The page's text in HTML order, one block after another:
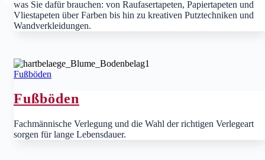
was Sie dafür brauchen: von Raufasertapeten, Papiertapeten und
Vliestapeten über Farben bis hin zu kreativen Putztechniken und
Wandverkleidungen.
Fußböden
Fußböden
Fachmännische Verlegung und die Wahl der richtigen Verlegeart
sorgen für lange Lebensdauer.